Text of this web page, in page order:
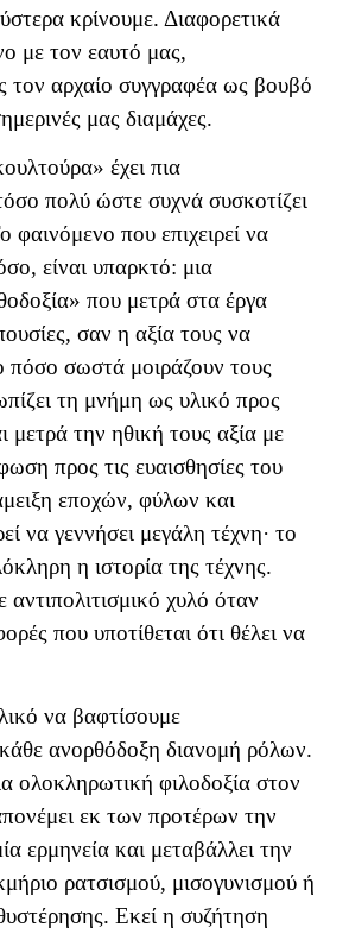
κρίνουμε. Διαφορετικά
με τον εαυτό μας,
τον αρχαίο συγγραφέα ως βουβό
μας διαμάχες.
έχει πια
πολύ ώστε συχνά συσκοτίζει
φαινόμενο που επιχειρεί να
είναι υπαρκτό: μια
που μετρά στα έργα
σαν η αξία τους να
πόσο σωστά μοιράζουν τους
τη μνήμη ως υλικό προς
μετρά την ηθική τους αξία με
προς τις ευαισθησίες του
εποχών, φύλων και
να γεννήσει μεγάλη τέχνη· το
η ιστορία της τέχνης.
χυλό όταν
που υποτίθεται ότι θέλει να
να βαφτίσουμε
ανορθόδοξη διανομή ρόλων.
ολοκληρωτική φιλοδοξία στον
εκ των προτέρων την
ερμηνεία και μεταβάλλει την
ρατσισμού, μισογυνισμού ή
Εκεί η συζήτηση